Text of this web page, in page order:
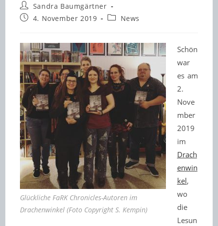
Beitrags-
Autor:
Sandra Baumgärtner
Beitrag4. November 2019
Beitrags-
News
Glückliche FaRK Chronicles-Autoren im
Drachenwinkel (Foto Copyright S. Kempin)
Schön
war
es am
2.
Nove
mber
2019
im
Drach
enwin
kel,
wo
die
Lesun